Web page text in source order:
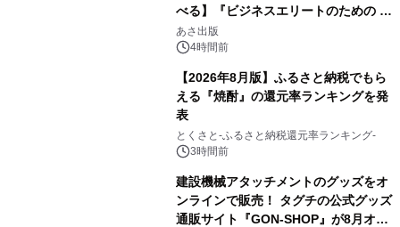
べる】『ビジネスエリートのための 教
養としての蕎麦』2026年8月25日
（火）発売
あさ出版
4時間前
【2026年8月版】ふるさと納税でもら
える『焼酎』の還元率ランキングを発
表
とくさと-ふるさと納税還元率ランキング-
3時間前
建設機械アタッチメントのグッズをオ
ンラインで販売！ タグチの公式グッズ
通販サイト『GON-SHOP』が8月オー